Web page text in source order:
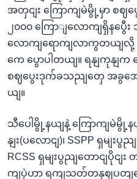
အတှငျး ကြောကျမဲမွို့မှာ စဈပွ
၂၀၀၀ ကြောျလောကျရှိနပွေီ
လောကျရောကျလာကွတယျလို့
ကေ ပွောပါတယျ။ ရနျကုနျက
စဈပွေးဒုက်ခသညျတှေ အခွအေ
ယျ။
သီပေါမွို့နယျနဲ့ ကြောကျမဲမွို့
နျး(ပလောငျ)၊ SSPP ရှမျးပွည
RCSS ရှမျးပွညျတောငျပိုင
ကျပှဲဟာ ရကျသတ်တနှဈပတျက